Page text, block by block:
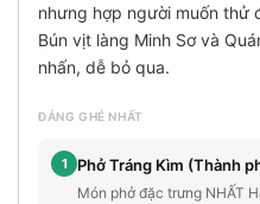
nhưng hợp người muốn thử
Bún vịt làng Minh Sơ và
nhấn, dễ bỏ qua.
ĐÁNG GHÉ NHẤT
1 Phở Tráng Kìm (Thành
Món phở đặc trưng NHẤT